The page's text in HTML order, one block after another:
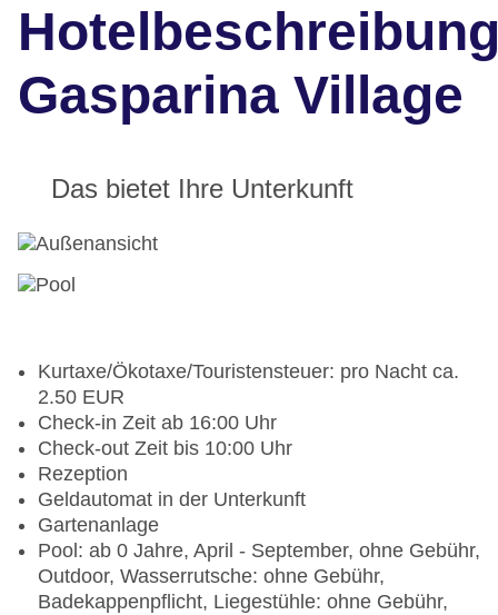
Gasparina Village
Das bietet Ihre Unterkunft
Kurtaxe/Ökotaxe/Touristensteuer: pro Nacht ca.
2.50 EUR
Check-in Zeit ab 16:00 Uhr
Check-out Zeit bis 10:00 Uhr
Rezeption
Geldautomat in der Unterkunft
Gartenanlage
Pool: ab 0 Jahre, April - September, ohne Gebühr,
Outdoor, Wasserrutsche: ohne Gebühr,
Badekappenpflicht, Liegestühle: ohne Gebühr,